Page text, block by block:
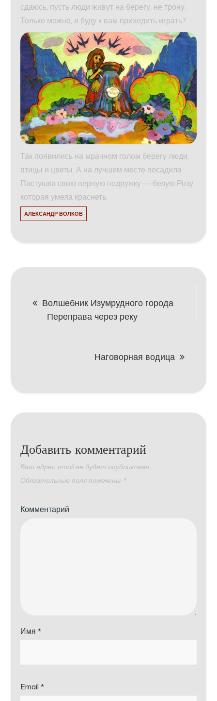
сдаюсь, пусть люди живут на берегу, не трону.
Только можно, я буду к вам приходить играть?
Так появились на мрачном голом берегу люди,
птицы и цветы. А на лучшем месте посадила
Пастушка свою верную подружку — белую Розу,
которая умела краснеть.
АЛЕКСАНДР ВОЛКОВ
Навигация
Волшебник Изумрудного города
Переправа через реку
Наговорная водица
Добавить комментарий
Ваш адрес email не будет опубликован.
Обязательные поля помечены *
Комментарий
Имя*
Email*